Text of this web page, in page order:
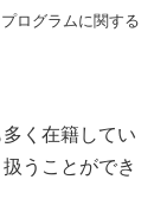
ログラムに関する
く在籍してい
うことができ